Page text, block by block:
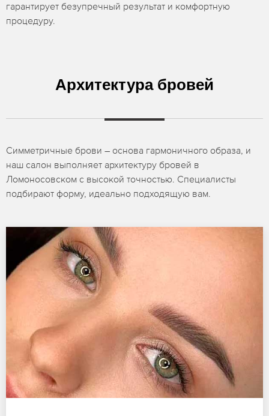
гарантирует безупречный результат и комфортную
процедуру.
Архитектура бровей
Симметричные брови – основа гармоничного образа, и
наш салон выполняет архитектуру бровей в
Ломоносовском с высокой точностью. Специалисты
подбирают форму, идеально подходящую вам.